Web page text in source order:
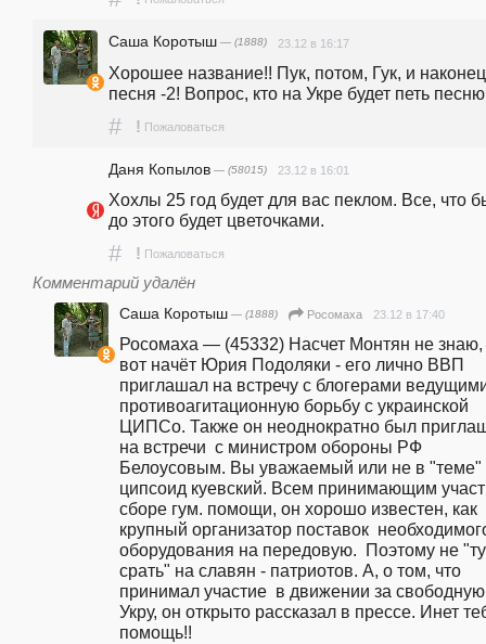
Саша Коротыш — (1888) 23.12 в 16:17
Хорошее название!! Пук, потом, Гук, и наконец
песня -2! Вопрос, кто на Укре будет петь
# ! Пожаловаться
Даня Копылов — (58015) 23.12 в 16:01
Хохлы 25 год будет для вас пеклом. Все, что
до этого будет цветочками.
# ! Пожаловаться
Комментарий удалён
Саша Коротыш — (1888) Росомаха 23.12 в 17:40
Росомаха — (45332) Насчет Монтян не знаю,
вот начёт Юрия Подоляки - его лично ВВП
приглашал на встречу с блогерами
противоагитационную борьбу с украинской
ЦИПСо. Также он неоднократно был
на встречи  с министром обороны РФ
Белоусовым. Вы уважаемый или не в "теме"
ципсоид куевский. Всем принимающим
сборе гум. помощи, он хорошо известен, как
крупный организатор поставок
оборудования на передовую.  Поэтому не
срать" на славян - патриотов. А, о том, что
принимал участие  в движении за свободную
Укру, он открыто рассказал в прессе. Инет
помощь!!